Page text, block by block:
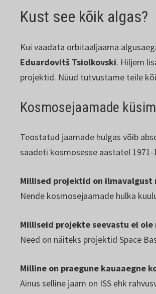
Kust see kõik algas?
Kui vaadata orbitaaljaama
Eduardovitš Tsiolkovski. Hiljem
projektid. Nüüd tutvustame teile
Kosmosejaamade
Teostatud jaamade hulgas võib
saadeti kosmosesse aastatel
Millised projektid on ilmavalgust
Nende kosmosejaamade hulka
Milliseid projekte seevastu ei ole
Need on näiteks projektid Space
Milline on praegune kauaaegne
Ainus selline jaam on ISS ehk